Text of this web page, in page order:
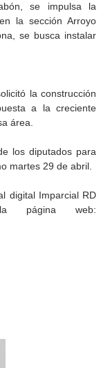
se impulsa la
la sección Arroyo
se busca instalar
la construcción
a la creciente
área.
los diputados para
martes 29 de abril.
digital Imparcial RD
página web: